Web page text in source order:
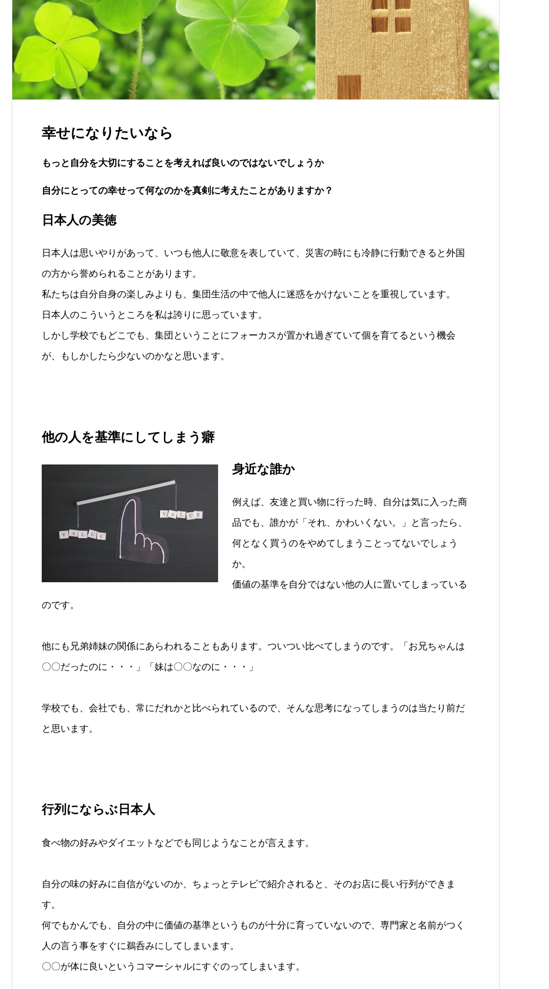
幸せになりたいなら
もっと自分を大切にすることを考えれば良いのではないでしょうか
自分にとっての幸せって何なのかを真剣に考えたことがありますか？
日本人の美徳
日本人は思いやりがあって、いつも他人に敬意を表していて、災害の時にも冷静に行動できると外国
の方から誉められることがあります。
私たちは自分自身の楽しみよりも、集団生活の中で他人に迷惑をかけないことを重視しています。
日本人のこういうところを私は誇りに思っています。
しかし学校でもどこでも、集団ということにフォーカスが置かれ過ぎていて個を育てるという機会
が、もしかしたら少ないのかなと思います。
他の人を基準にしてしまう癖
身近な誰か
例えば、友達と買い物に行った時、自分は気に入った商
品でも、誰かが「それ、かわいくない。」と言ったら、
何となく買うのをやめてしまうことってないでしょう
か。
価値の基準を自分ではない他の人に置いてしまっている
のです。
他にも兄弟姉妹の関係にあらわれることもあります。ついつい比べてしまうのです。「お兄ちゃんは
〇〇だったのに・・・」「妹は〇〇なのに・・・」
学校でも、会社でも、常にだれかと比べられているので、そんな思考になってしまうのは当たり前だ
と思います。
行列にならぶ日本人
食べ物の好みやダイエットなどでも同じようなことが言えます。
自分の味の好みに自信がないのか、ちょっとテレビで紹介されると、そのお店に長い行列ができま
す。
何でもかんでも、自分の中に価値の基準というものが十分に育っていないので、専門家と名前がつく
人の言う事をすぐに鵜呑みにしてしまいます。
〇〇が体に良いというコマーシャルにすぐのってしまいます。